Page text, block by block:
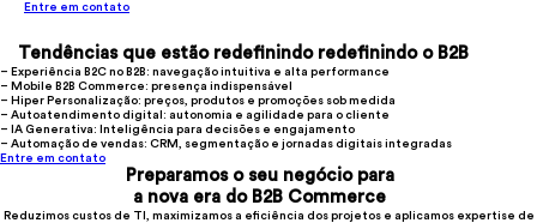
Entre em contato
Tendências que estão redefinindo redefinindoo B2B
– Experiência B2C no B2B: navegação intuitiva e alta performance
– Mobile B2B Commerce: presença indispensável
– Hiper Personalização: preços, produtos e promoções sob medida
– Autoatendimento digital: autonomia e agilidade para o cliente
– IA Generativa: Inteligência para decisões e engajamento
– Automação de vendas: CRM, segmentação e jornadas digitais integradas
Entre em contato
Preparamos o seu negócio para
a nova era do B2B Commerce
Reduzimos custos de TI, maximizamos a eficiência dos projetos e aplicamos expertise de